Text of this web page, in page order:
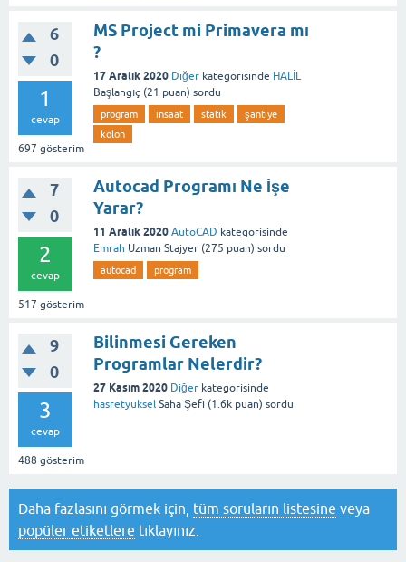
6
0
1
cevap
697 gösterim
MS Project mi Primavera mı
?
17 Aralık 2020 Diğer kategorisinde HALİL
Başlangıç (21 puan) sordu
program insaat statik
şantiye
kolon
7
0
2
cevap
517 gösterim
Autocad Programı Ne İşe
Yarar?
11 Aralık 2020 AutoCAD kategorisinde
Emrah Uzman Stajyer (275 puan) sordu
autocad program
9
0
3
cevap
488 gösterim
Bilinmesi Gereken
Programlar Nelerdir?
27 Kasım 2020 Diğer kategorisinde
hasretyuksel Saha Şefi (1.6k puan) sordu
Daha fazlasını görmek için, tüm soruların listesine veya
popüler etiketlere tıklayınız.